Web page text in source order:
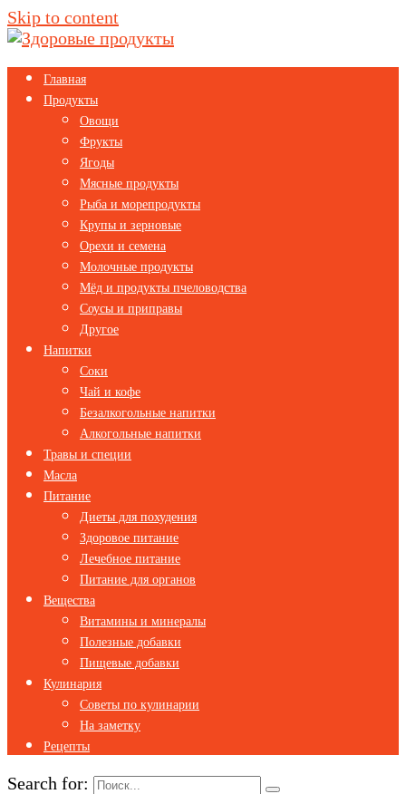
Skip to content
Главная
Продукты
Овощи
Фрукты
Ягоды
Мясные продукты
Рыба и морепродукты
Крупы и зерновые
Орехи и семена
Молочные продукты
Мёд и продукты пчеловодства
Соусы и приправы
Другое
Напитки
Соки
Чай и кофе
Безалкогольные напитки
Алкогольные напитки
Травы и специи
Масла
Питание
Диеты для похудения
Здоровое питание
Лечебное питание
Питание для органов
Вещества
Витамины и минералы
Полезные добавки
Пищевые добавки
Кулинария
Советы по кулинарии
На заметку
Рецепты
Search for: